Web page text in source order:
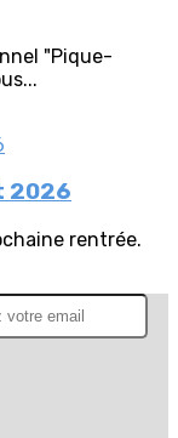
"Pique-
2026
rentrée.